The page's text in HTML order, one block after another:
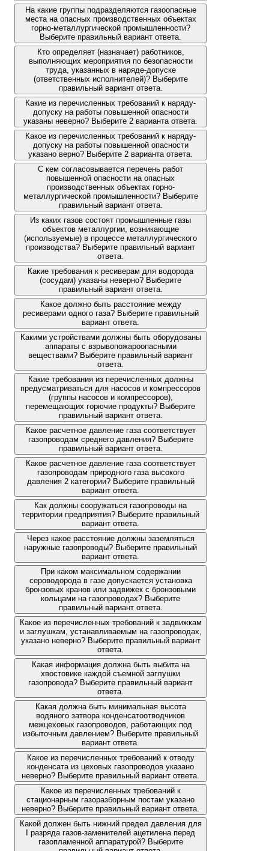
На какие группы подразделяются газоопасные
места на опасных производственных объектах
горно-металлургической промышленности?
Выберите правильный вариант ответа.
Кто определяет (назначает) работников,
выполняющих мероприятия по безопасности
труда, указанных в наряде-допуске
(ответственных исполнителей)? Выберите
правильный вариант ответа.
Какие из перечисленных требований к наряду-
допуску на работы повышенной опасности
указаны неверно? Выберите 2 варианта ответа.
Какое из перечисленных требований к наряду-
допуску на работы повышенной опасности
указано верно? Выберите 2 варианта ответа.
С кем согласовывается перечень работ
повышенной опасности на опасных
производственных объектах горно-
металлургической промышленности? Выберите
правильный вариант ответа.
Из каких газов состоят промышленные газы
объектов металлургии, возникающие
(используемые) в процессе металлургического
производства? Выберите правильный вариант
ответа.
Какие требования к ресиверам для водорода
(сосудам) указаны неверно? Выберите
правильный вариант ответа.
Какое должно быть расстояние между
ресиверами одного газа? Выберите правильный
вариант ответа.
Какими устройствами должны быть оборудованы
аппараты с взрывопожароопасными
веществами? Выберите правильный вариант
ответа.
Какие требования из перечисленных должны
предусматриваться для насосов и компрессоров
(группы насосов и компрессоров),
перемещающих горючие продукты? Выберите
правильный вариант ответа.
Какое расчетное давление газа соответствует
газопроводам среднего давления? Выберите
правильный вариант ответа.
Какое расчетное давление газа соответствует
газопроводам природного газа высокого
давления 2 категории? Выберите правильный
вариант ответа.
Как должны сооружаться газопроводы на
территории предприятия? Выберите правильный
вариант ответа.
Через какое расстояние должны заземляться
наружные газопроводы? Выберите правильный
вариант ответа.
При каком максимальном содержании
сероводорода в газе допускается установка
бронзовых кранов или задвижек с бронзовыми
кольцами на газопроводах? Выберите
правильный вариант ответа.
Какое из перечисленных требований к задвижкам
и заглушкам, устанавливаемым на газопроводах,
указано неверно? Выберите правильный вариант
ответа.
Какая информация должна быть выбита на
хвостовике каждой съемной заглушки
газопровода? Выберите правильный вариант
ответа.
Какая должна быть минимальная высота
водяного затвора конденсатоотводчиков
межцеховых газопроводов, работающих под
избыточным давлением? Выберите правильный
вариант ответа.
Какое из перечисленных требований к отводу
конденсата из цеховых газопроводов указано
неверно? Выберите правильный вариант ответа.
Какое из перечисленных требований к
стационарным газоразборным постам указано
неверно? Выберите правильный вариант ответа.
Какой должен быть нижний предел давления для
I разряда газов-заменителей ацетилена перед
газопламенной аппаратурой? Выберите